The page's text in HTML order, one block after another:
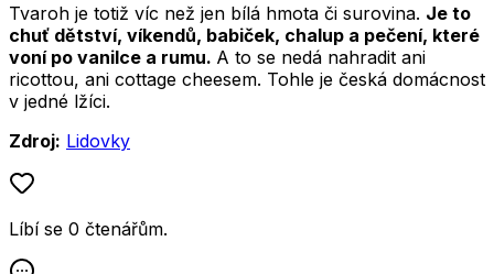
Tvaroh je totiž víc než jen bílá hmota či surovina. Je to
chuť dětství, víkendů, babiček, chalup a pečení, které
voní po vanilce a rumu. A to se nedá nahradit ani
ricottou, ani cottage cheesem. Tohle je česká domácnost
v jedné lžíci.
Zdroj: Lidovky
Líbí se 0 čtenářům.